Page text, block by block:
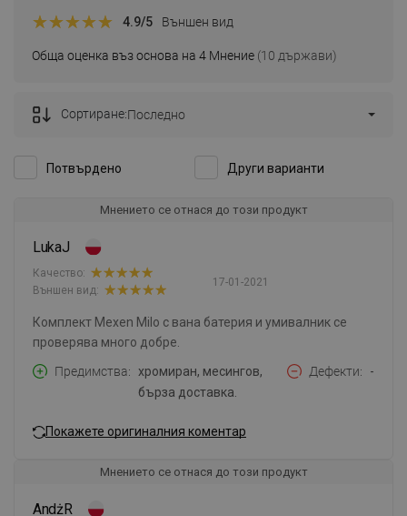
Обща оценка въз основа на 4 Мнение (10 държави)
4.9/5 Външен вид
Потвърдено Други варианти
Сортиране:Последно
Мнението се отнася до този продукт
LukaJ
17-01-2021
Качество:
Външен вид:
Комплект Mexen Milo с вана батерия и умивалник се
проверява много добре.
Предимства
хромиран, месингов,
бърза доставка.
Дефекти -
Покажете оригиналния коментар
Мнението се отнася до този продукт
AndżR